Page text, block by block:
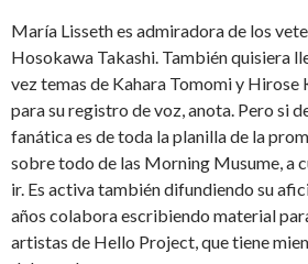
María Lisseth es admiradora de los
Hosokawa Takashi. También quisiera
vez temas de Kahara Tomomi y
para su registro de voz, anota. Pero si
fanática es de toda la planilla de la
sobre todo de las Morning Musume, a
ir. Es activa también difundiendo su
años colabora escribiendo material
artistas de Hello Project, que tiene